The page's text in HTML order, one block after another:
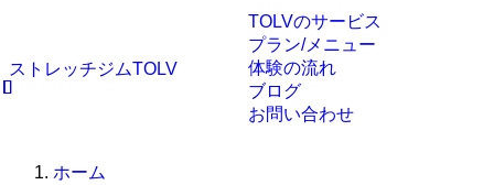
ストレッチジムTOLV
TOLVのサービス
プラン/メニュー
体験の流れ
ブログ
お問い合わせ
ホーム